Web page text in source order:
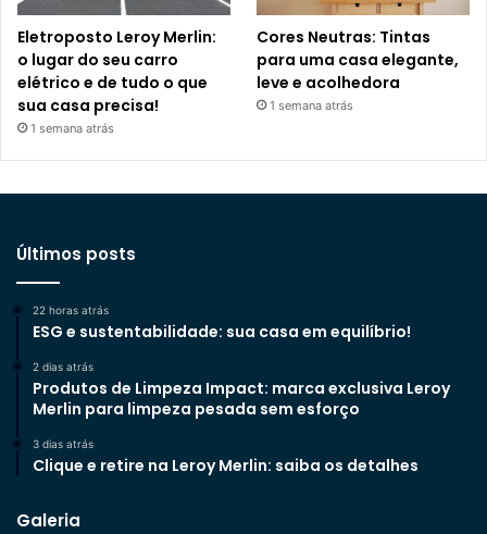
Eletroposto Leroy Merlin:
o lugar do seu carro
elétrico e de tudo o que
sua casa precisa!
1 semana atrás
Cores Neutras: Tintas
para uma casa elegante,
leve e acolhedora
1 semana atrás
Últimos posts
22 horas atrás
ESG e sustentabilidade: sua casa em equilíbrio!
2 dias atrás
Produtos de Limpeza Impact: marca exclusiva Leroy
Merlin para limpeza pesada sem esforço
3 dias atrás
Clique e retire na Leroy Merlin: saiba os detalhes
Galeria